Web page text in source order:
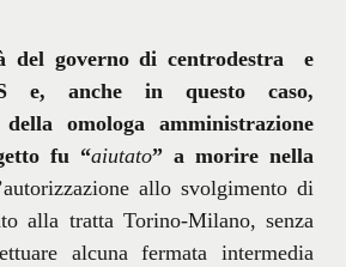
del governo di centrodestra e
e, anche in questo caso,
della omologa amministrazione
fu “aiutato” a morire nella
allo svolgimento di
alla tratta Torino-Milano, senza
alcuna fermata intermedia